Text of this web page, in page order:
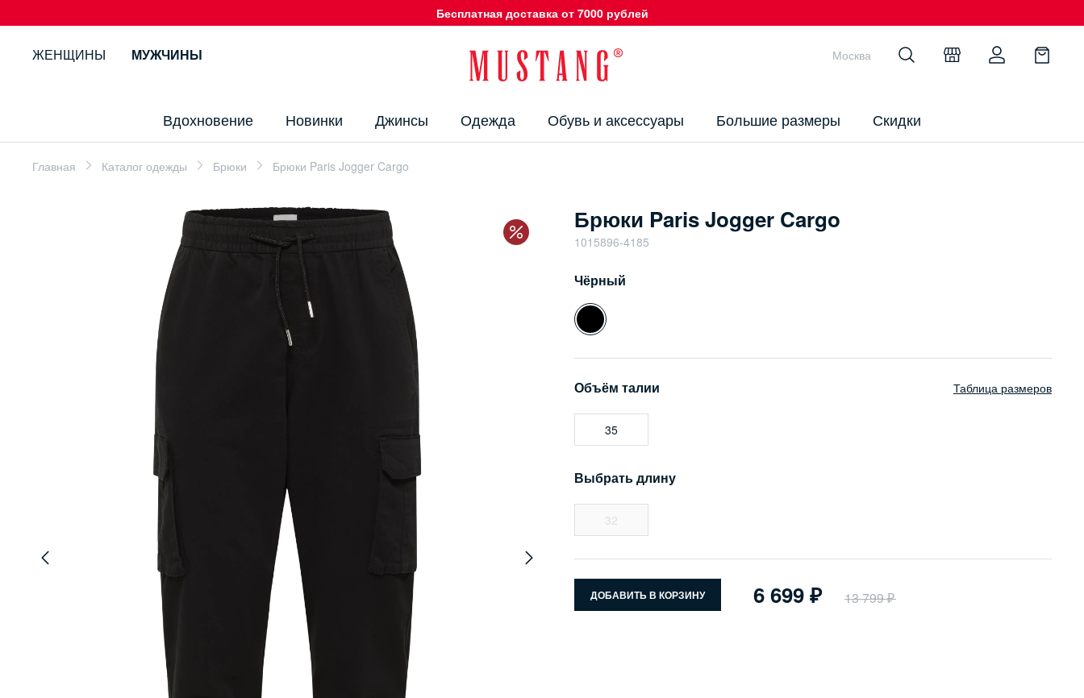
Бесплатная доставка от 7000 рублей
ЖЕНЩИНЫ МУЖЧИНЫ
Вдохновение Новинки Джинсы Одежда Обувь и аксессуары Большие размеры Скидки
Москва
Главная Каталог одежды Брюки Брюки Paris Jogger Cargo
Брюки Paris Jogger Cargo
1015896-4185
Чёрный
Объём талии Таблица размеров
35
Выбрать длину
32
ДОБАВИТЬ В КОРЗИНУ 6 699 13 799